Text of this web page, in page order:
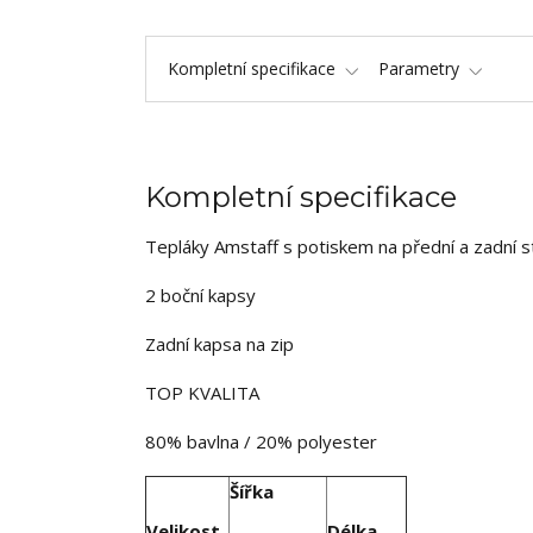
Kompletní specifikace Parametry
Kompletní specifikace
Tepláky Amstaff s potiskem na přední a zadní
2 boční kapsy
Zadní kapsa na zip
TOP KVALITA
80% bavlna / 20% polyester
Šířka